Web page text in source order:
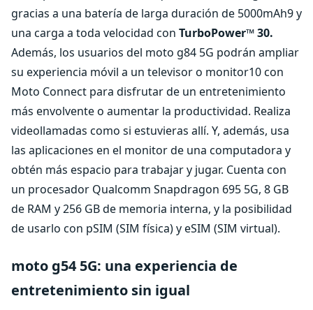
gracias a una batería de larga duración de 5000mAh9 y
una carga a toda velocidad con TurboPower™ 30.
Además, los usuarios del moto g84 5G podrán ampliar
su experiencia móvil a un televisor o monitor10 con
Moto Connect para disfrutar de un entretenimiento
más envolvente o aumentar la productividad. Realiza
videollamadas como si estuvieras allí. Y, además, usa
las aplicaciones en el monitor de una computadora y
obtén más espacio para trabajar y jugar. Cuenta con
un procesador Qualcomm Snapdragon 695 5G, 8 GB
de RAM y 256 GB de memoria interna, y la posibilidad
de usarlo con pSIM (SIM física) y eSIM (SIM virtual).
moto g54 5G: una experiencia de
entretenimiento sin igual